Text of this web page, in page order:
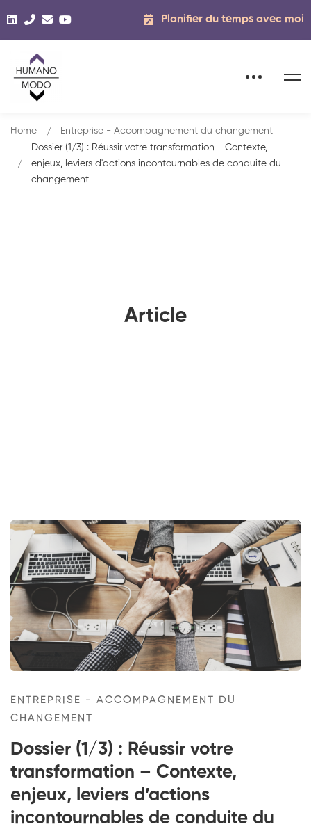
Planifier du temps avec moi
Article
Home
Entreprise - Accompagnement du changement
Dossier (1/3) : Réussir votre transformation - Contexte,
enjeux, leviers d'actions incontournables de conduite du
changement
ENTREPRISE - ACCOMPAGNEMENT DU
CHANGEMENT
Dossier (1/3) : Réussir votre
transformation – Contexte,
enjeux, leviers d’actions
incontournables de conduite du